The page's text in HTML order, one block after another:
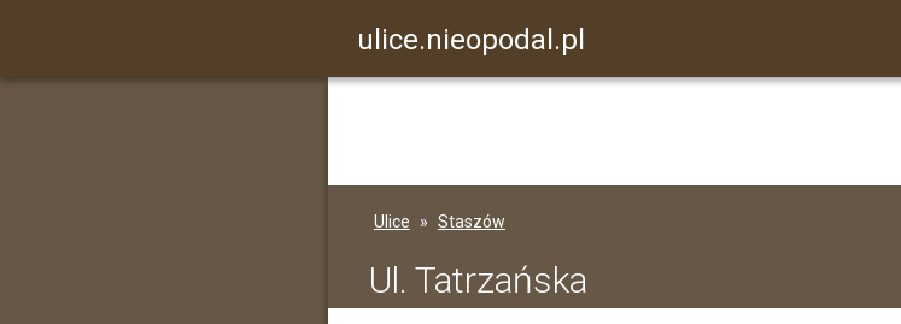
ulice.nieopodal.pl
Ulice Staszów
Ul. Tatrzańska